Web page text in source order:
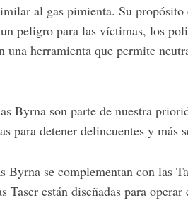
al gas pimienta. Su
peligro para las víctimas, los
una herramienta que permite
Byrna son parte de nuestra
para detener delincuentes y
Byrna se complementan con las
Taser están diseñadas para
S
e
a
f